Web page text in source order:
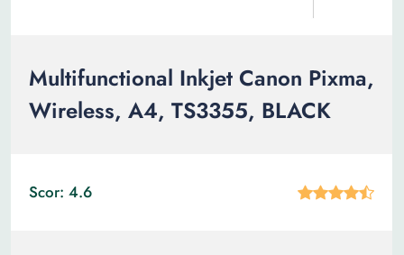
Multifunctional Inkjet Canon Pixma,
Wireless, A4, TS3355, BLACK
Scor: 4.6